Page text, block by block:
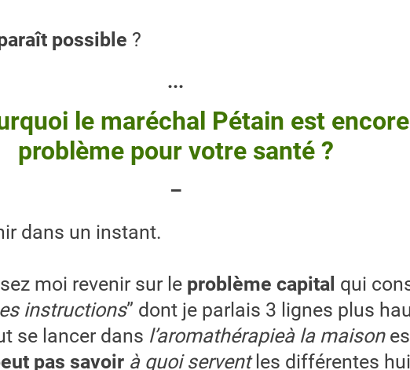
possible ?
...
le maréchal Pétain est
problème pour votre santé ?
–
dans un instant.
moi revenir sur le problème capital qui
instructions” dont je parlais 3 lignes plus
se lancer dans l’aromathérapieà la maison
pas savoir à quoi servent les différentes